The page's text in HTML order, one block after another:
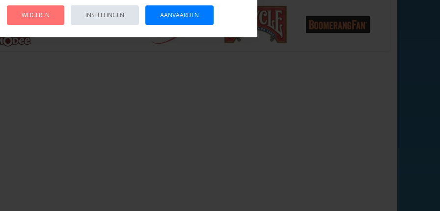
WEIGEREN INSTELLINGEN AANVAARDEN